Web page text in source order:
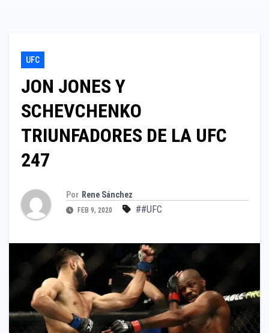
UFC
JON JONES Y
SCHEVCHENKO
TRIUNFADORES DE LA UFC
247
Por Rene Sánchez
FEB 9, 2020 ##UFC